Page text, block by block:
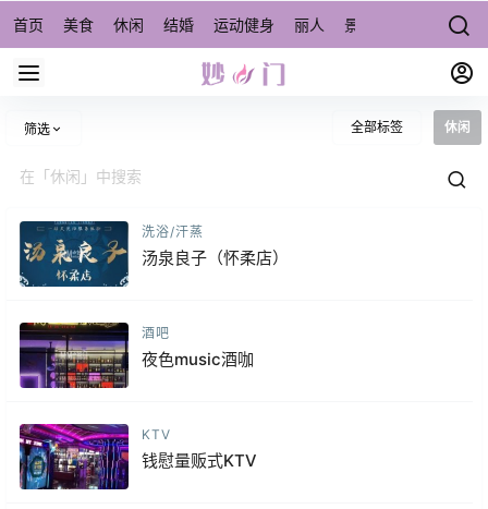
首页 美食 休闲 结婚 运动健身 丽人 景点/周边游 宠物
筛选 全部标签 休闲
洗浴/汗蒸
汤泉良子（怀柔店）
酒吧
夜色music酒咖
KTV
钱慰量贩式KTV